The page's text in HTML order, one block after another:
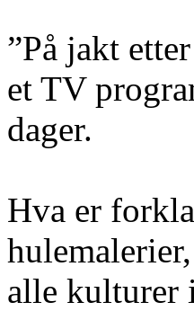
”På jakt
et TV
dager.
Hva er
alle kulturer